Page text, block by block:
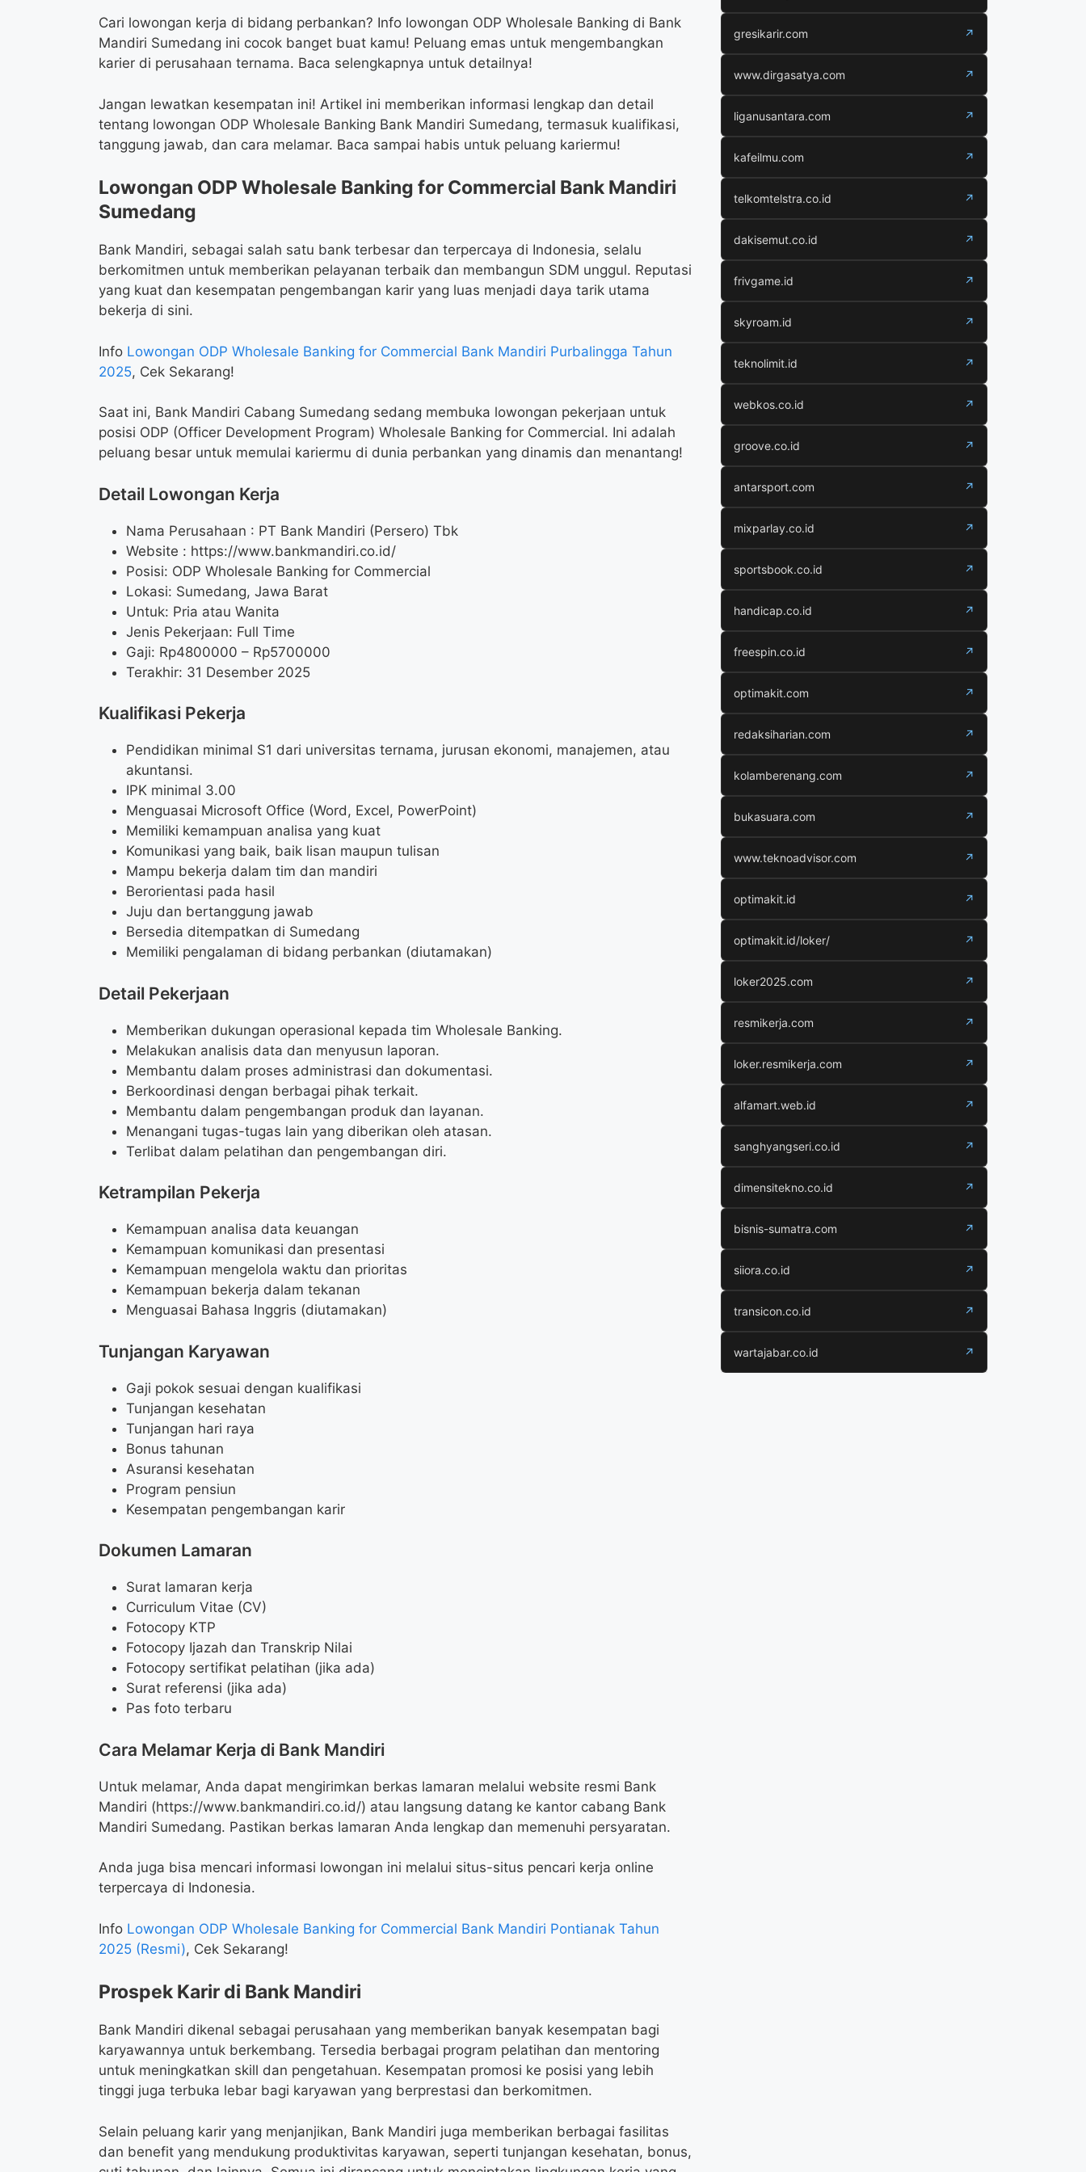
Cari lowongan kerja di bidang perbankan? Info lowongan ODP Wholesale Banking di Bank
Mandiri Sumedang ini cocok banget buat kamu! Peluang emas untuk mengembangkan
karier di perusahaan ternama. Baca selengkapnya untuk detailnya!
Jangan lewatkan kesempatan ini! Artikel ini memberikan informasi lengkap dan detail
tentang lowongan ODP Wholesale Banking Bank Mandiri Sumedang, termasuk kualifikasi,
tanggung jawab, dan cara melamar. Baca sampai habis untuk peluang kariermu!
Lowongan ODP Wholesale Banking for Commercial Bank Mandiri
Sumedang
Bank Mandiri, sebagai salah satu bank terbesar dan terpercaya di Indonesia, selalu
berkomitmen untuk memberikan pelayanan terbaik dan membangun SDM unggul. Reputasi
yang kuat dan kesempatan pengembangan karir yang luas menjadi daya tarik utama
bekerja di sini.
Info Lowongan ODP Wholesale Banking for Commercial Bank Mandiri Purbalingga Tahun
2025, Cek Sekarang!
Saat ini, Bank Mandiri Cabang Sumedang sedang membuka lowongan pekerjaan untuk
posisi ODP (Officer Development Program) Wholesale Banking for Commercial. Ini adalah
peluang besar untuk memulai kariermu di dunia perbankan yang dinamis dan menantang!
Detail Lowongan Kerja
Nama Perusahaan : PT Bank Mandiri (Persero) Tbk
Website : https://www.bankmandiri.co.id/
Posisi: ODP Wholesale Banking for Commercial
Lokasi: Sumedang, Jawa Barat
Untuk: Pria atau Wanita
Jenis Pekerjaan: Full Time
Gaji: Rp4800000 – Rp5700000
Terakhir: 31 Desember 2025
Kualifikasi Pekerja
Pendidikan minimal S1 dari universitas ternama, jurusan ekonomi, manajemen, atau
akuntansi.
IPK minimal 3.00
Menguasai Microsoft Office (Word, Excel, PowerPoint)
Memiliki kemampuan analisa yang kuat
Komunikasi yang baik, baik lisan maupun tulisan
Mampu bekerja dalam tim dan mandiri
Berorientasi pada hasil
Juju dan bertanggung jawab
Bersedia ditempatkan di Sumedang
Memiliki pengalaman di bidang perbankan (diutamakan)
Detail Pekerjaan
Memberikan dukungan operasional kepada tim Wholesale Banking.
Melakukan analisis data dan menyusun laporan.
Membantu dalam proses administrasi dan dokumentasi.
Berkoordinasi dengan berbagai pihak terkait.
Membantu dalam pengembangan produk dan layanan.
Menangani tugas-tugas lain yang diberikan oleh atasan.
Terlibat dalam pelatihan dan pengembangan diri.
Ketrampilan Pekerja
Kemampuan analisa data keuangan
Kemampuan komunikasi dan presentasi
Kemampuan mengelola waktu dan prioritas
Kemampuan bekerja dalam tekanan
Menguasai Bahasa Inggris (diutamakan)
Tunjangan Karyawan
Gaji pokok sesuai dengan kualifikasi
Tunjangan kesehatan
Tunjangan hari raya
Bonus tahunan
Asuransi kesehatan
Program pensiun
Kesempatan pengembangan karir
Dokumen Lamaran
Surat lamaran kerja
Curriculum Vitae (CV)
Fotocopy KTP
Fotocopy Ijazah dan Transkrip Nilai
Fotocopy sertifikat pelatihan (jika ada)
Surat referensi (jika ada)
Pas foto terbaru
Cara Melamar Kerja di Bank Mandiri
Untuk melamar, Anda dapat mengirimkan berkas lamaran melalui website resmi Bank
Mandiri (https://www.bankmandiri.co.id/) atau langsung datang ke kantor cabang Bank
Mandiri Sumedang. Pastikan berkas lamaran Anda lengkap dan memenuhi persyaratan.
Anda juga bisa mencari informasi lowongan ini melalui situs-situs pencari kerja online
terpercaya di Indonesia.
Info Lowongan ODP Wholesale Banking for Commercial Bank Mandiri Pontianak Tahun
2025 (Resmi), Cek Sekarang!
Prospek Karir di Bank Mandiri
Bank Mandiri dikenal sebagai perusahaan yang memberikan banyak kesempatan bagi
karyawannya untuk berkembang. Tersedia berbagai program pelatihan dan mentoring
untuk meningkatkan skill dan pengetahuan. Kesempatan promosi ke posisi yang lebih
tinggi juga terbuka lebar bagi karyawan yang berprestasi dan berkomitmen.
Selain peluang karir yang menjanjikan, Bank Mandiri juga memberikan berbagai fasilitas
dan benefit yang mendukung produktivitas karyawan, seperti tunjangan kesehatan, bonus,
gresikarir.com ↗
www.dirgasatya.com ↗
liganusantara.com ↗
kafeilmu.com ↗
telkomtelstra.co.id ↗
dakisemut.co.id ↗
frivgame.id ↗
skyroam.id ↗
teknolimit.id ↗
webkos.co.id ↗
groove.co.id ↗
antarsport.com ↗
mixparlay.co.id ↗
sportsbook.co.id ↗
handicap.co.id ↗
freespin.co.id ↗
optimakit.com ↗
redaksiharian.com ↗
kolamberenang.com ↗
bukasuara.com ↗
www.teknoadvisor.com ↗
optimakit.id ↗
optimakit.id/loker/ ↗
loker2025.com ↗
resmikerja.com ↗
loker.resmikerja.com ↗
alfamart.web.id ↗
sanghyangseri.co.id ↗
dimensitekno.co.id ↗
bisnis-sumatra.com ↗
siiora.co.id ↗
transicon.co.id ↗
wartajabar.co.id ↗